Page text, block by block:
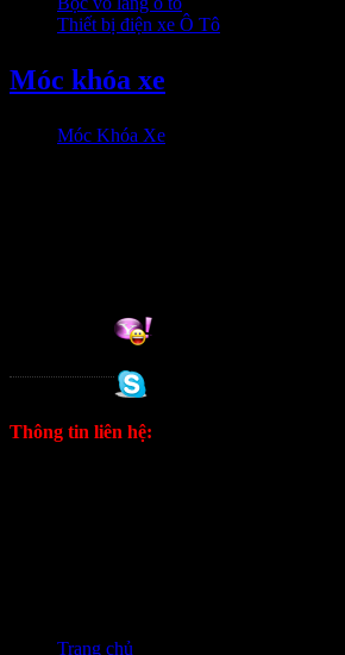
Thiết bị điện xe Ô Tô
Móc khóa xe
Móc Khóa Xe
Thông tin liên hệ:
Trang chủ